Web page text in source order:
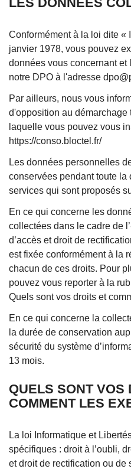
Conformément à la loi dite «
janvier 1978, vous pouvez
données vous concernant et
notre DPO à l'adresse
Par ailleurs, nous vous
d'opposition au
laquelle vous pouvez vous
https://conso.bloctel.fr/
Les données personnelles
conservées pendant toute la
services qui sont proposés
En ce qui concerne les
collectées dans le cadre de
d’accès et droit de
est fixée conformément à la
chacun de ces droits. Pour
pouvez vous reporter à la
Quels sont vos droits et
En ce qui concerne la
la durée de conservation
sécurité du système
13 mois.
QUELS SONT VOS
COMMENT LES
La loi Informatique et
spécifiques : droit à l’oubli,
et droit de rectification ou